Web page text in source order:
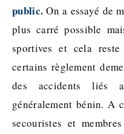
public. On a essayé de
plus carré possible
sportives et cela
certains règlement
des accidents liés
généralement bénin. A
secouristes et